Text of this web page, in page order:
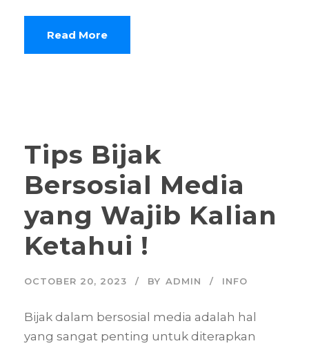
Read More
Tips Bijak
Bersosial Media
yang Wajib Kalian
Ketahui !
OCTOBER 20, 2023 BY ADMIN INFO
Bijak dalam bersosial media adalah hal
yang sangat penting untuk diterapkan